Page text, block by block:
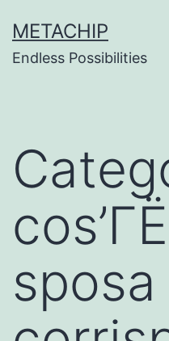
to
content
METACHIP
Endless Possibilities